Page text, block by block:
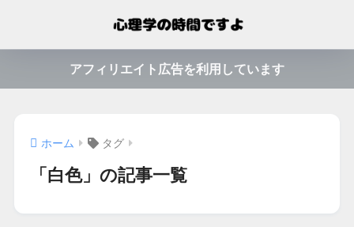
アフィリエイト広告を利用しています
ホーム タグ
「白色」の記事一覧